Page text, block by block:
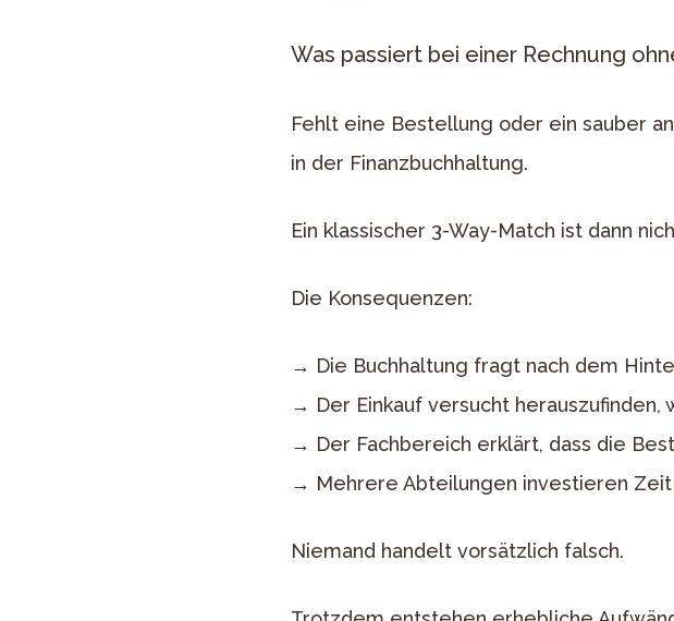
Was passiert bei einer Rechnung
Fehlt eine Bestellung oder ein sauber
in der Finanzbuchhaltung.
Ein klassischer 3-Way-Match ist dann
Die Konsequenzen:
→ Die Buchhaltung fragt nach dem
→ Der Einkauf versucht herauszufinden,
→ Der Fachbereich erklärt, dass die
→ Mehrere Abteilungen investieren
Niemand handelt vorsätzlich falsch.